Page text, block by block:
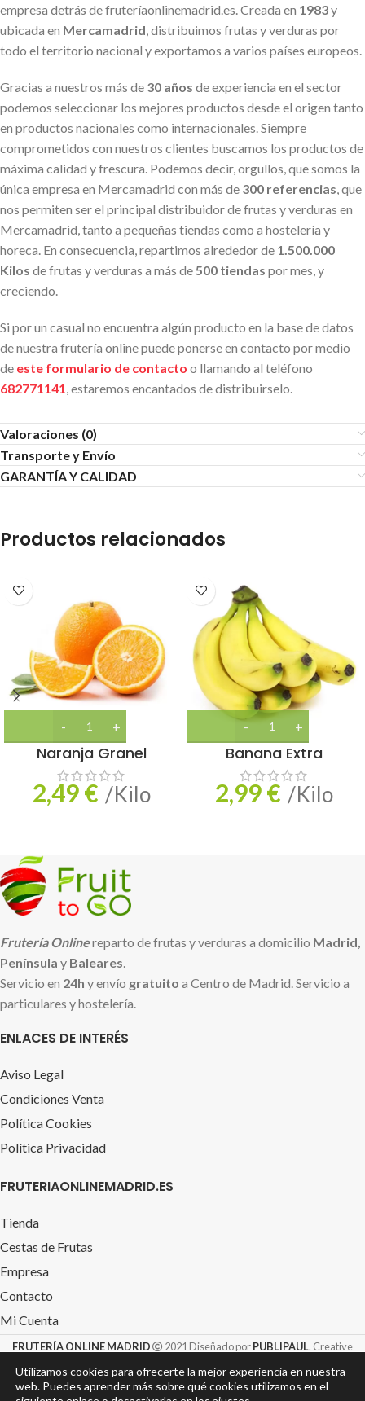
empresa detrás de fruteríaonlinemadrid.es. Creada en 1983y
ubicada en Mercamadrid , distribuimos frutas y verduras por
todo el territorio nacional y exportamos a varios países europeos.
Gracias a nuestros más de 30 años de experiencia en el sector
podemos seleccionar los mejores productos desde el origen tanto
en productos nacionales como internacionales. Siempre
comprometidos con nuestros clientes buscamos los productos de
máxima calidad y frescura. Podemos decir, orgullos, que somos la
única empresa en Mercamadrid con más de 300 referencias , que
nos permiten ser el principal distribuidor de frutas y verduras en
Mercamadrid, tanto a pequeñas tiendas como a hostelería y
horeca. En consecuencia, repartimos alrededor de 1.500.000
Kilos de frutas y verduras a más de 500 tiendas por mes, y
creciendo.
Si por un casual no encuentra algún producto en la base de datos
de nuestra frutería online puede ponerse en contacto por medio
de este formulario de contacto o llamando al teléfono
682771141 , estaremos encantados de distribuirselo.
Valoraciones (0)
Transporte y Envío
GARANTÍA Y CALIDAD
Productos relacionados
Naranja Granel
2,49€ /Kilo
Banana Extra
2,99€ /Kilo
Frutería Onlinereparto de frutas y verduras a domicilio Madrid,
Península y Baleares.
Servicio en 24h y envío gratuito a Centro de Madrid. Servicio a
particulares y hostelería.
ENLACES DE INTERÉS
Aviso Legal
Condiciones Venta
Política Cookies
Política Privacidad
FRUTERIAONLINEMADRID.ES
Tienda
Cestas de Frutas
Empresa
Contacto
Mi Cuenta
FRUTERÍA ONLINE MADRID 2021 Diseñado porPUBLIPAUL. Creative
Design S.L. &TIENDAROTULACION.com
Utilizamos cookies para ofrecerte la mejor experiencia en nuestra
web. Puedes aprender más sobre qué cookies utilizamos en el